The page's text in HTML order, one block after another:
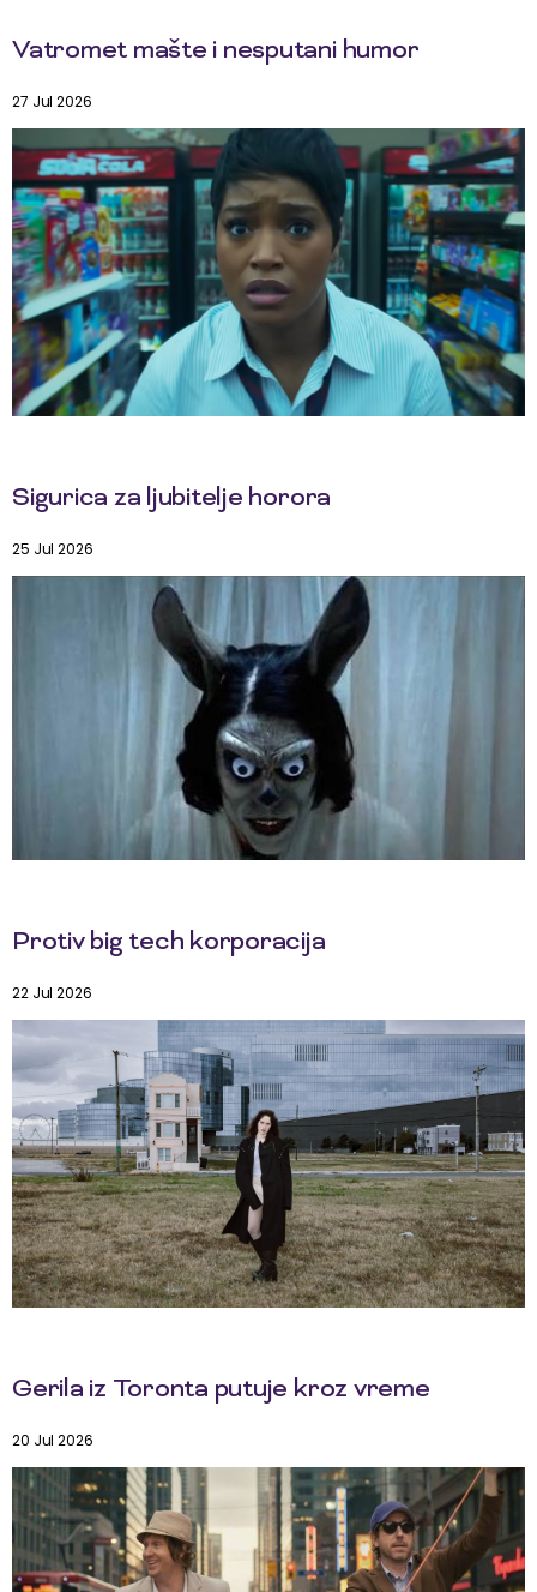
Vatromet mašte i nesputani humor
27 Jul 2026
Sigurica za ljubitelje horora
25 Jul 2026
Protiv big tech korporacija
22 Jul 2026
Gerila iz Toronta putuje kroz vreme
20 Jul 2026